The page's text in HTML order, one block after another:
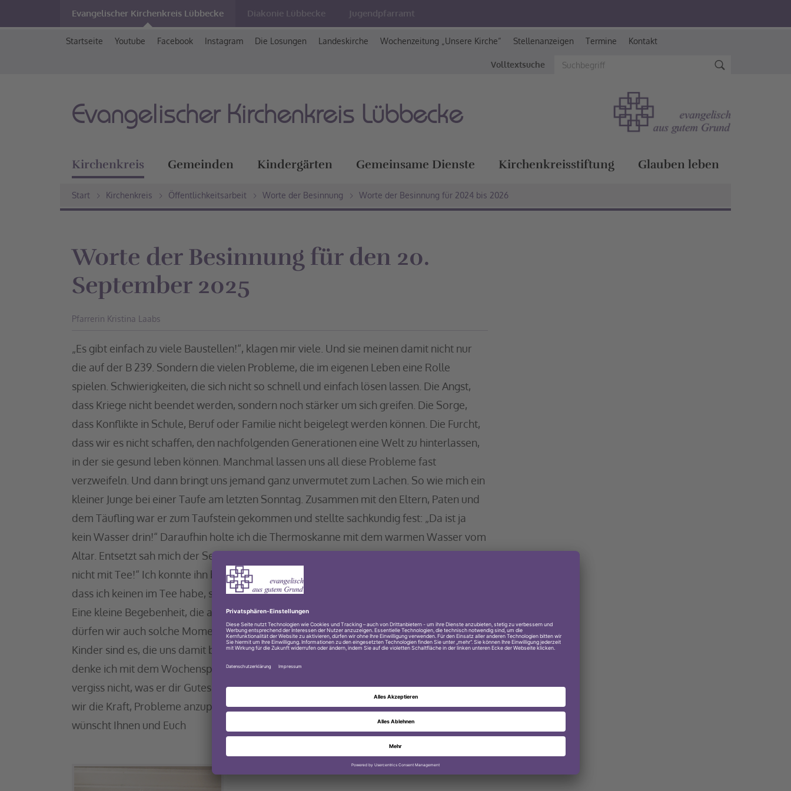
Evangelischer Kirchenkreis Lübbecke Diakonie Lübbecke Jugendpfarramt
Startseite Youtube Facebook Instagram Die Losungen Landeskirche Wochenzeitung „Unsere Kirche“ Stellenanzeigen Termine Kontakt
Volltextsuche
Evangelischer Kirchenkreis Lübbecke
Kirchenkreis Gemeinden Kindergärten Gemeinsame Dienste Kirchenkreisstiftung Glauben leben
Start Kirchenkreis Öffentlichkeitsarbeit Worte der Besinnung Worte der Besinnung für 2024 bis 2026
Worte der Besinnung für den 20.
September 2025
Pfarrerin Kristina Laabs
„Es gibt einfach zu viele Baustellen!“, klagen mir viele. Und sie meinen damit nicht nur
die auf der B 239. Sondern die vielen Probleme, die im eigenen Leben eine Rolle
spielen. Schwierigkeiten, die sich nicht so schnell und einfach lösen lassen. Die Angst,
dass Kriege nicht beendet werden, sondern noch stärker um sich greifen. Die Sorge,
dass Konflikte in Schule, Beruf oder Familie nicht beigelegt werden können. Die Furcht,
dass wir es nicht schaffen, den nachfolgenden Generationen eine Welt zu hinterlassen,
in der sie gesund leben können. Manchmal lassen uns all diese Probleme fast
verzweifeln. Und dann bringt uns jemand ganz unvermutet zum Lachen. So wie mich ein
kleiner Junge bei einer Taufe am letzten Sonntag. Zusammen mit den Eltern, Paten und
dem Täufling war er zum Taufstein gekommen und stellte sachkundig fest: „Da ist ja
kein Wasser drin!“ Daraufhin holte ich die Thermoskanne mit dem warmen Wasser vom
Altar. Entsetzt sah mich der Sechsjährige an und rief für alle deutlich hörbar: „Aber doch
nicht mit Tee!“ Ich konnte ihn beim Füllen des Taufbeckens dann davon überzeugen,
dass ich keinen im Tee habe, sondern wirklich mit Wasser taufe.
Eine kleine Begebenheit, die aber ganz viel Fröhlichkeit bei allen auslöste. Gott sei Dank
dürfen wir auch solche Momente der Unbeschwertheit miteinander teilen. Gerade die
Kinder sind es, die uns damit beschenken. Wie dankbar dürfen wir für sie sein! An sie
denke ich mit dem Wochenspruch aus Psalm 103: „Lobe den Herrn, meine Seele, und
vergiss nicht, was er dir Gutes getan hat!“ Denn durch das Lachen und Aufatmen finden
wir die Kraft, Probleme anzupacken. Eine neue Woche mit vielen heiteren Momenten
wünscht Ihnen und Euch